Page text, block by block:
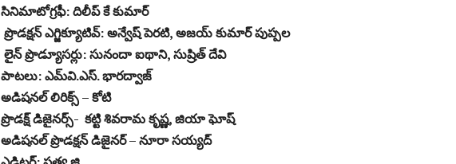
సినిమాటోగ్రఫీ: దిలీప్ కే కుమార్
ప్రొడక్షన్ ఎగ్జిక్యూటివ్: అన్వేష్ పెరటి, అజయ్ కుమార్ పుప్పల
లైన్ ప్రొడ్యూసర్లు: సునందా ఐథాని, సుష్రిత్ దేవి
పాటలు: ఎమ్‌వి.ఎస్. భారద్వాజ్
అడిషనల్ లిరిక్స్ – కోటి
ప్రొడక్ష్ డిజైనర్స్- కట్టి శివరామ కృష్ణ, జియా ఘోష్
అడిషనల్ ప్రొడక్షన్ డిజైనర్ – నూరా సయ్యద్